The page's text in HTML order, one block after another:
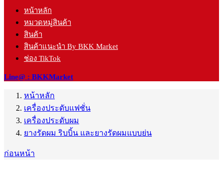
หน้าหลัก
หมวดหมู่สินค้า
สินค้า
สินค้าแนะนำ By BKK Market
ช่อง TikTok
Line@ : BKKMarket
หน้าหลัก
เครื่องประดับแฟชั่น
เครื่องประดับผม
ยางรัดผม ริบบิ้น และยางรัดผมแบบย่น
ก่อนหน้า